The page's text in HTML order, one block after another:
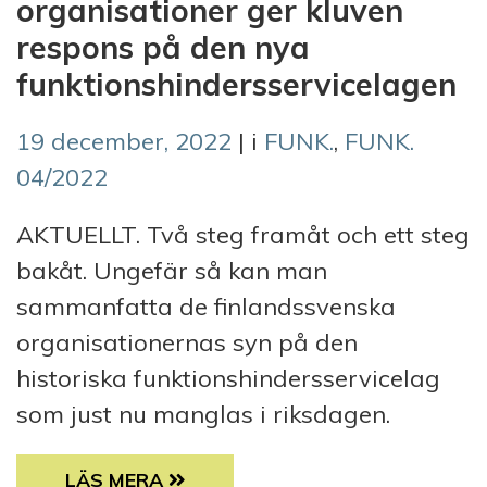
organisationer ger kluven
respons på den nya
funktionshindersservicelagen
19 december, 2022 | i FUNK., FUNK.
04/2022
AKTUELLT. Två steg framåt och ett steg
bakåt. Ungefär så kan man
sammanfatta de finlandssvenska
organisationernas syn på den
historiska funktionshindersservicelag
som just nu manglas i riksdagen.
FINLANDSSVENSKA ORGANISATIONER
LÄS MERA